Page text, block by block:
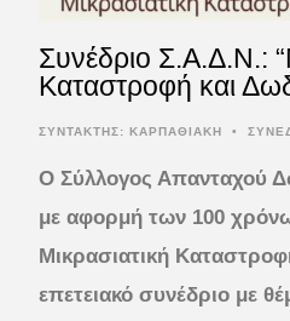
Συνέδριο Σ.Α.Δ.Ν.:
Καταστροφή και
ΣΥΝΤΆΚΤΗΣ: ΚΑΡΠΑΘΙΑΚΗ •
Ο Σύλλογος Απανταχού
με αφορμή των 100
Μικρασιατική
επετειακό συνέδριο με